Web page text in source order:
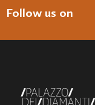
Follow us on